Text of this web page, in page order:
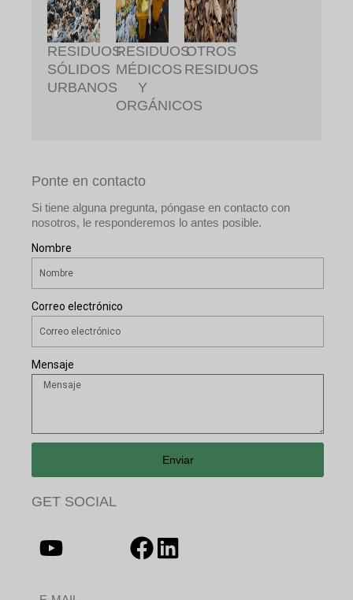
RESIDUOS
SÓLIDOS
URBANOS
RESIDUOS
MÉDICOS
Y
ORGÁNICOS
OTROS
RESIDUOS
Ponte en contacto
Si tiene alguna pregunta, póngase en contacto con
nosotros, le responderemos lo antes posible.
Nombre
Correo electrónico
Mensaje
Enviar
GET SOCIAL